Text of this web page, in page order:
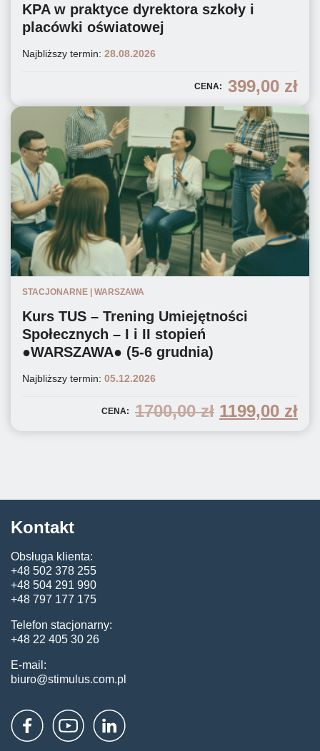
KPA w praktyce dyrektora szkoły i
placówki oświatowej
Najbliższy termin: 28.08.2026
CENA: 399,00 zł
STACJONARNE | WARSZAWA
Kurs TUS – Trening Umiejętności
Społecznych – I i II stopień
●WARSZAWA● (5-6 grudnia)
Najbliższy termin: 05.12.2026
CENA: 1700,00zł pierwotna
1199,00 zł
Kontakt
Obsługa klienta:
+48 502 378 255
+48 504 291 990
+48 797 177 175
Telefon stacjonarny:
+48 22 405 30 26
E-mail:
biuro@stimulus.com.pl